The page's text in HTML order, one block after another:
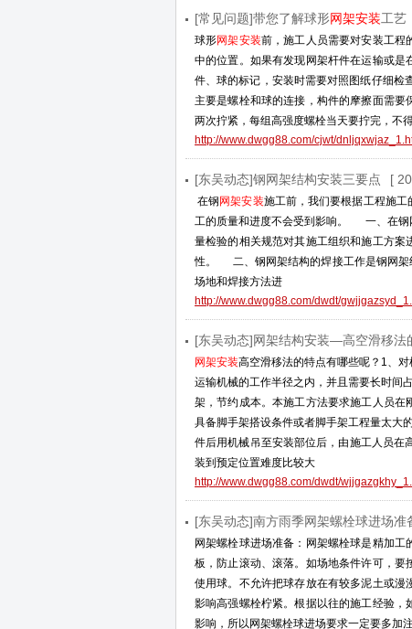
[常见问题]带您了解球形网架安装工艺
球形网架安装前，施工人员需要对安装工程
中的位置。如果有发现网架杆件在运输或是
件、球的标记，安装时需要对照图纸仔细检
主要是螺栓和球的连接，构件的摩擦面需
两次拧紧，每组高强度螺栓当天要拧完，不
http://www.dwgg88.com/cjwt/
[东吴动态]钢网架结构安装三要点 [
在钢 网架安装施工前，我们要根据工程施
工的质量和进度不会受到影响。 一、在钢
量检验的相关规范对其施工组织和施工方
性。 二、钢网架结构的焊接工作是钢网架
场地和焊接方法进
http://www.dwgg88.com/dwdt/
[东吴动态]网架结构安装—高空滑移法
网架安装高空滑移法的特点有哪些呢？1、
运输机械的工作半径之内，并且需要长时间
架，节约成本。本施工方法要求施工人员
具备脚手架搭设条件或者脚手架工程量太大
件后用机械吊至安装部位后，由施工人员在
装到预定位置难度比较大
http://www.dwgg88.com/dwdt/
[东吴动态]南方雨季网架螺栓球进场准
网架螺栓球进场准备：网架螺栓球是精加
板，防止滚动、滚落。如场地条件许可，要
使用球。不允许把球存放在有较多泥土或漫
影响高强螺栓柠紧。根据以往的施工经验
影响，所以网架螺栓球进场要求一定要多加注